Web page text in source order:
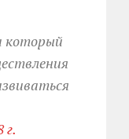
который
г.